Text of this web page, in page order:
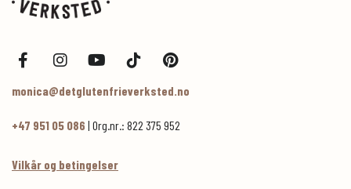
monica@detglutenfrieverksted.no
+47 951 05 086 | Org.nr.: 822 375 952
Vilkår og betingelser